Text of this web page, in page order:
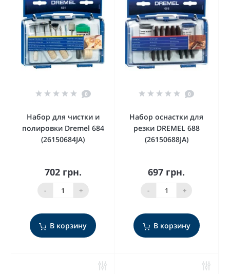
0
Набор для чистки и
полировки Dremel 684
(26150684JA)
702 грн.
- +
В корзину
0
Набор оснастки для
резки DREMEL 688
(26150688JA)
697 грн.
- +
В корзину